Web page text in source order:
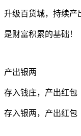
升级百货城，持续产
是财富积累的基础！
产出银两
存入钱庄，产出红包
存入银两，产出红包